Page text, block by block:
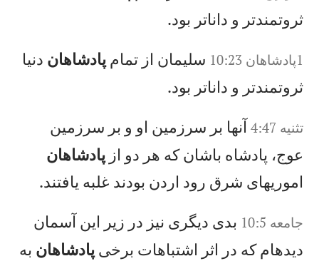
ثروتمندتر و داناتر بود.
1پادشاهان 10:23 سليمان از تمامپادشاهان دنيا
ثروتمندتر و داناتر بود.
تثنيه 4:47
آنها بر سرزمين او و بر سرزمين
عوج، پادشاه باشان كه هر دو ازپادشاهان
اموریهای شرق رود اردن بودند غلبه يافتند.
جامعه 10:5
بدی ديگری نيز در زير اين آسمان
ديدهام كه در اثر اشتباهات برخیپادشاهان به